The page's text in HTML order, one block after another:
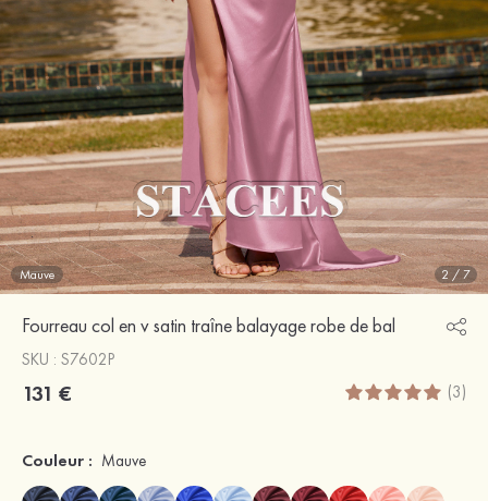
Mauve 2 /7
Fourreau col en v satin traîne balayage robe de bal
SKU : S7602P
131 € (3)
Couleur : Mauve